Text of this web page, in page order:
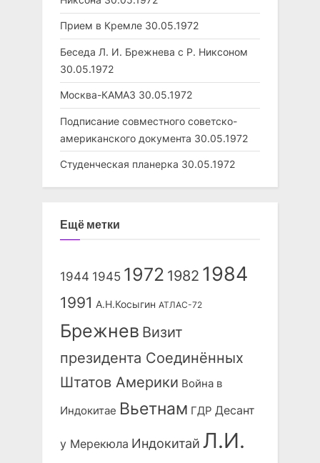
Прием в Кремле 30.05.1972
Беседа Л. И. Брежнева с Р. Никсоном
30.05.1972
Москва-КАМАЗ 30.05.1972
Подписание совместного советско-
американского документа 30.05.1972
Студенческая планерка 30.05.1972
Ещё метки
1944 1945 1972 1982 1984
1991 А.Н.Косыгин АТЛАС-72
Брежнев Визит
президента Соединённых
Штатов Америки Война в
Индокитае Вьетнам ГДР Десант
у Мерекюла Индокитай Л.И.